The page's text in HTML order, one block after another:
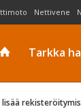
Nettivene
Tarkka
lisää